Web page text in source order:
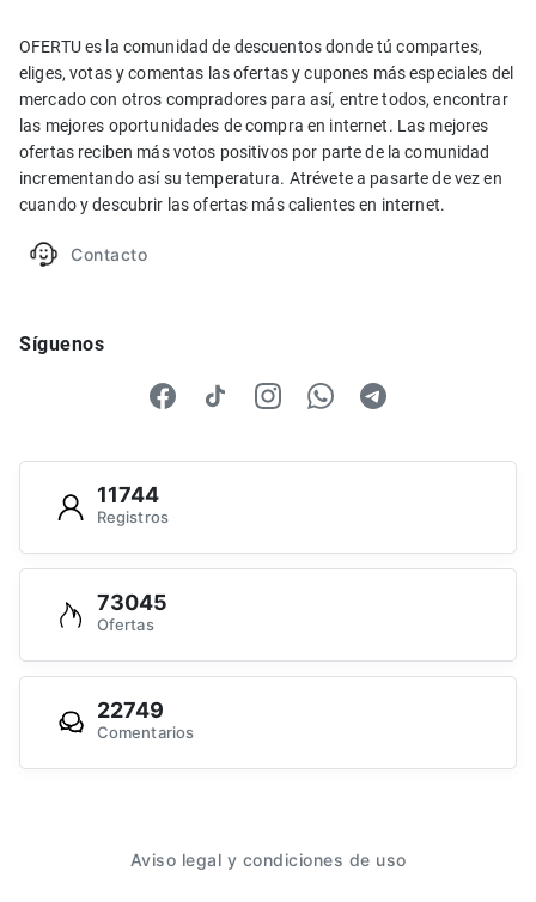
OFERTU es la comunidad de descuentos donde tú compartes,
eliges, votas y comentas las ofertas y cupones más especiales del
mercado con otros compradores para así, entre todos, encontrar
las mejores oportunidades de compra en internet. Las mejores
ofertas reciben más votos positivos por parte de la comunidad
incrementando así su temperatura. Atrévete a pasarte de vez en
cuando y descubrir las ofertas más calientes en internet.
Contacto
Síguenos
11744
Registros
73045
Ofertas
22749
Comentarios
Aviso legal y condiciones de uso